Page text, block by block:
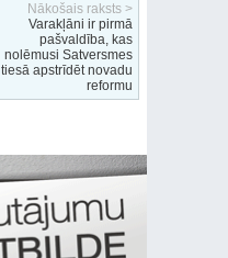
Nākošais raksts >
Varakļāni ir pirmā
pašvaldība, kas
nolēmusi Satversmes
tiesā apstrīdēt novadu
reformu